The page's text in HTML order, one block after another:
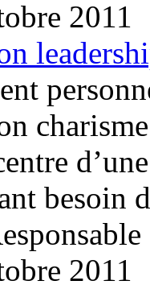
2011
besoin
2011